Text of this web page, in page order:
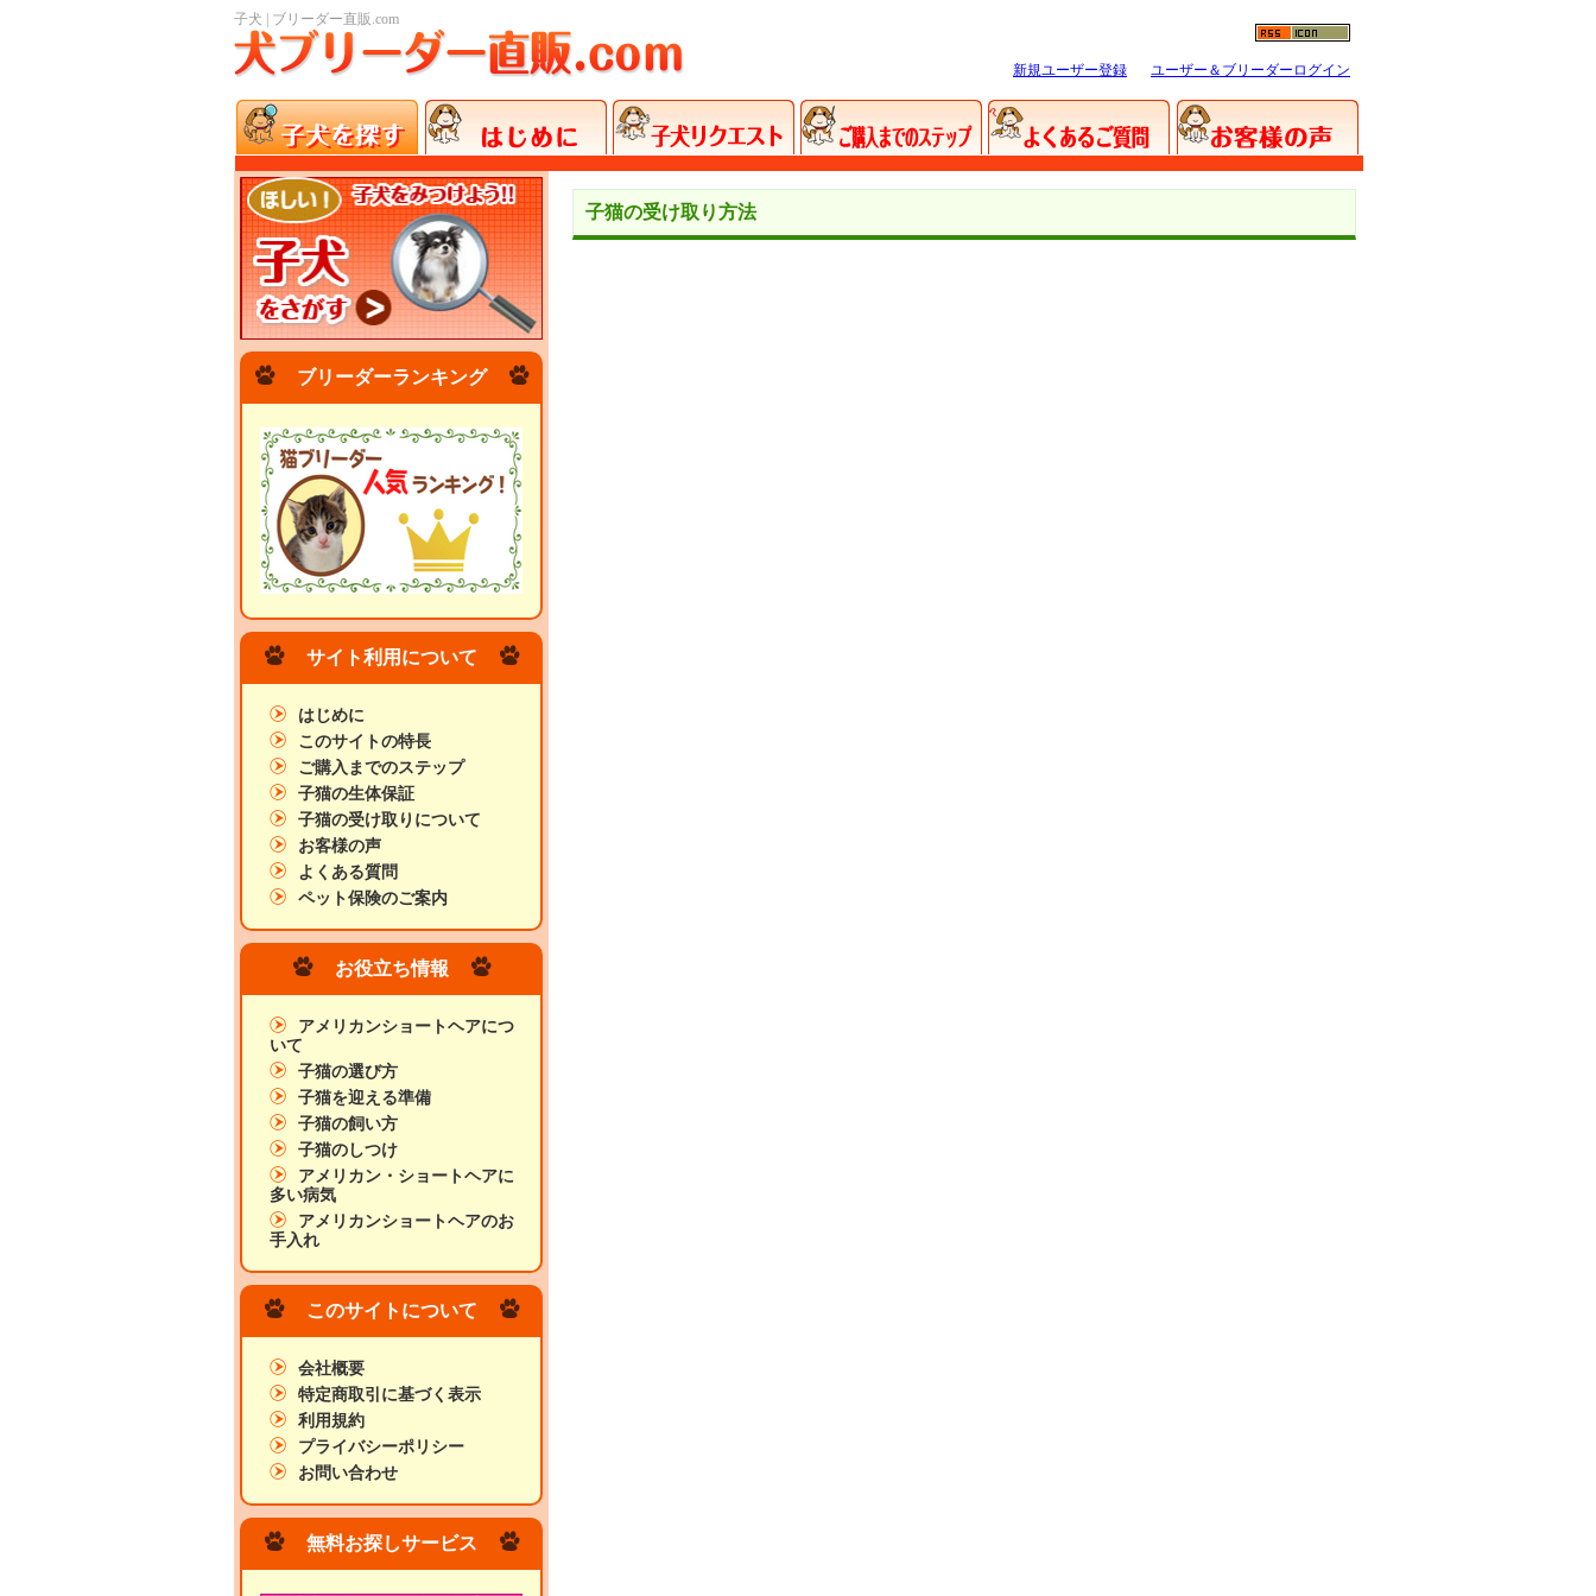
子犬 | ブリーダー直販.com
新規ユーザー登録 ユーザー＆ブリーダーログイン
子猫の受け取り方法
ブリーダーランキング
サイト利用について
はじめに
このサイトの特長
ご購入までのステップ
子猫の生体保証
子猫の受け取りについて
お客様の声
よくある質問
ペット保険のご案内
お役立ち情報
アメリカンショートヘアにつ
いて
子猫の選び方
子猫を迎える準備
子猫の飼い方
子猫のしつけ
アメリカン・ショートヘアに
多い病気
アメリカンショートヘアのお
手入れ
このサイトについて
会社概要
特定商取引に基づく表示
利用規約
プライバシーポリシー
お問い合わせ
無料お探しサービス